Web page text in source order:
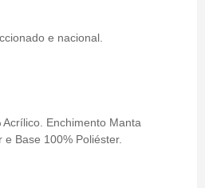
e nacional.
Enchimento Manta
Base 100% Poliéster.